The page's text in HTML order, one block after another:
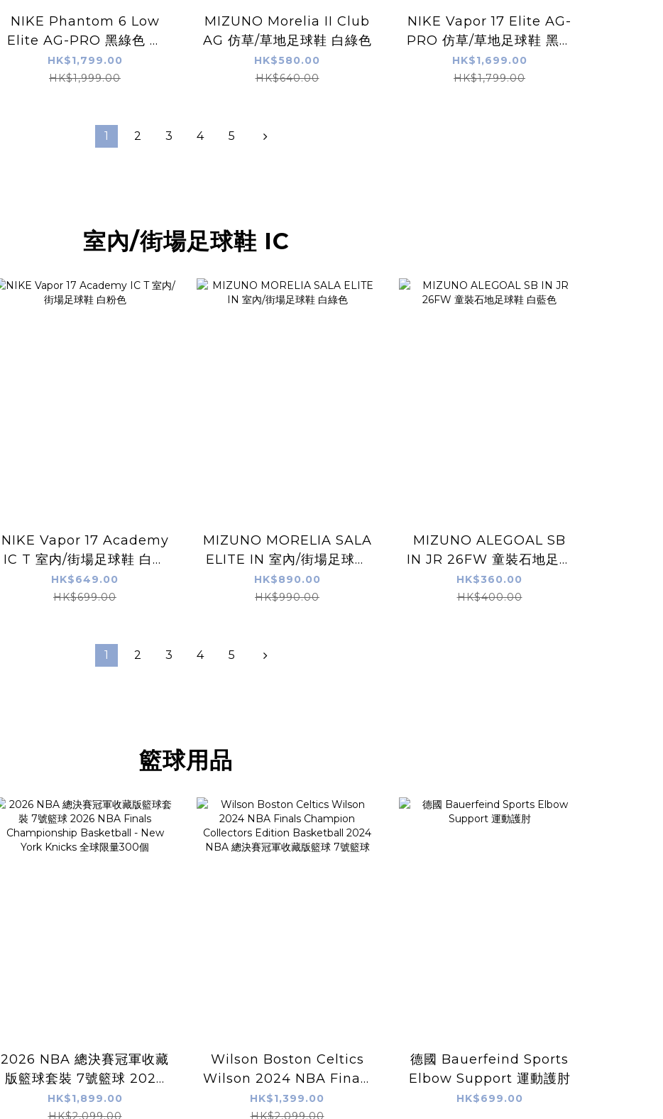
NIKE Phantom 6 Low
Elite AG-PRO 黑綠色 草
地/仿草足球鞋
HK$1,799.00
HK$1,999.00
MIZUNO Morelia II Club
AG 仿草/草地足球鞋 白綠色
HK$580.00
HK$640.00
NIKE Vapor 17 Elite AG-
PRO 仿草/草地足球鞋 黑綠
色
HK$1,699.00
HK$1,799.00
1 2 3 4 5
室內/街場足球鞋 IC
NIKE Vapor 17 Academy
IC T 室内/街場足球鞋 白粉
色
HK$649.00
HK$699.00
MIZUNO MORELIA SALA
ELITE IN 室內/街場足球鞋
白綠色
HK$890.00
HK$990.00
MIZUNO ALEGOAL SB
IN JR 26FW 童裝石地足球
鞋 白藍色
HK$360.00
HK$400.00
1 2 3 4 5
籃球用品
2026 NBA 總決賽冠軍收藏
版籃球套裝 7號籃球 2026
NBA Finals
HK$1,899.00
HK$2,099.00
Wilson Boston Celtics
Wilson 2024 NBA Finals
Champion Collectors
HK$1,399.00
HK$2,099.00
德國 Bauerfeind Sports
Elbow Support 運動護肘
HK$699.00